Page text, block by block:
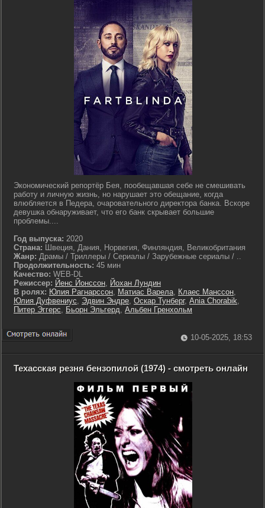
Экономический репортёр Бея, пообещавшая себе не смешивать
работу и личную жизнь, но нарушает это обещание, когда
влюбляется в Педера, очаровательного директора банка. Вскоре
девушка обнаруживает, что его банк скрывает большие
проблемы....
Год выпуска: 2020
Страна: Швеция, Дания, Норвегия, Финляндия, Великобритания
Жанр: Драмы / Триллеры / Сериалы / Зарубежные сериалы / ..
Продолжительность: 45 мин
Качество: WEB-DL
Режиссер: Йенс Йонссон, Йохан Лундин
В ролях: Юлия Рагнарссон, Матиас Варела, Клаес Манссон,
Юлия Дуфвениус, Эдвин Эндре, Оскар Тунберг, Ania Chorabik,
Питер Эггерс, Бьорн Эльгерд, Альбен Гренхольм
10-05-2025, 18:53
Техасская резня бензопилой (1974) - смотреть онлайн